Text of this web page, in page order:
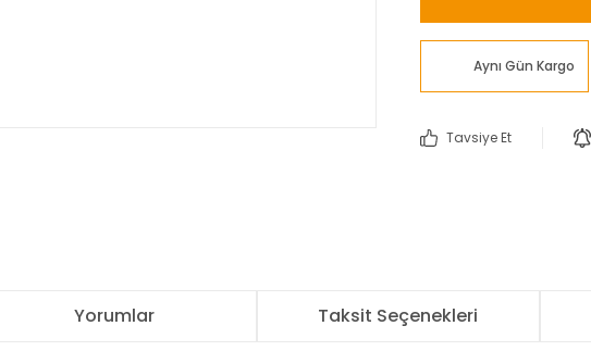
Aynı Gün Kargo
Tavsiye Et
Yorumlar Taksit Seçenekleri